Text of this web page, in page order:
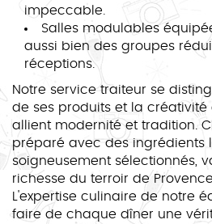
impeccable.
Salles modulables
aussi bien des groupes
réceptions.
Notre service traiteur se
de ses produits et la créativité
allient modernité et tradition.
préparé avec des ingrédients
soigneusement sélectionnés,
richesse du terroir de
L'expertise culinaire de notre
faire de chaque dîner une